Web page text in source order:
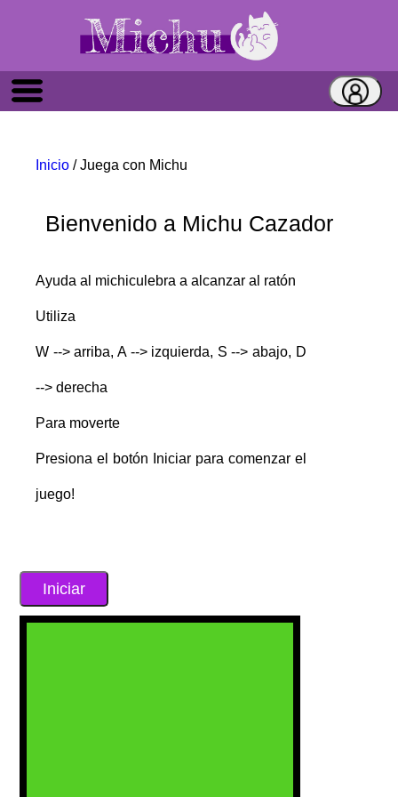
Inicio / Juega con Michu
Bienvenido a Michu Cazador
Ayuda al michiculebra a alcanzar al ratón
Utiliza
W --> arriba, A --> izquierda, S --> abajo, D
--> derecha
Para moverte
Presiona el botón Iniciar para comenzar el
juego!
Iniciar